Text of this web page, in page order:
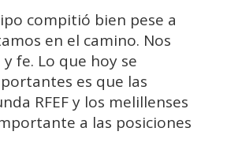
compitió bien pese a
en el camino. Nos
fe. Lo que hoy se
es que las
RFEF y los melillenses
a las posiciones